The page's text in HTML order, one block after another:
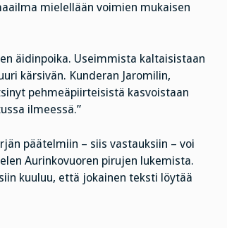
mielellään voimien mukaisen
äidinpoika. Useimmista kaltaisistaan
kärsivän. Kunderan Jaromilin,
pehmeäpiirteisistä kasvoistaan
ilmeessä.”
päätelmiin – siis vastauksiin – voi
Aurinkovuoren pirujen lukemista.
kuuluu, että jokainen teksti löytää